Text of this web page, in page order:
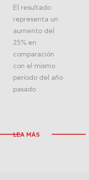
El resultado
representa un
aumento del
25% en
comparación
con el mismo
período del año
pasado
LEA MÁS